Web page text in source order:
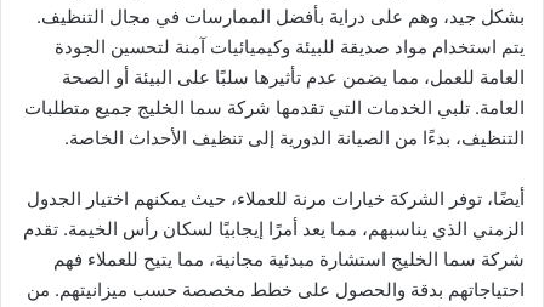
بشكل جيد، وهم على دراية بأفضل الممارسات في مجال التنظيف.
يتم استخدام مواد صديقة للبيئة وكيميائيات آمنة لتحسين الجودة
العامة للعمل، مما يضمن عدم تأثيرها سلبًا على البيئة أو الصحة
العامة. تلبي الخدمات التي تقدمها شركة سما الخليج جميع متطلبات
التنظيف، بدءًا من الصيانة الدورية إلى تنظيف الأحداث الخاصة.
أيضًا، توفر الشركة خيارات مرنة للعملاء، حيث يمكنهم اختيار الجدول
الزمني الذي يناسبهم، مما يعد أمرًا إيجابيًا لسكان رأس الخيمة. تقدم
شركة سما الخليج استشارة مبدئية مجانية، مما يتيح للعملاء فهم
احتياجاتهم بدقة والحصول على خطط مخصصة حسب ميزانيتهم. من